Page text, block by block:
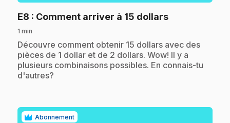
E8 : Comment arriver à 15 dollars.
1 min
.Découvre comment obtenir 15 dollars avec des
pièces de 1 dollar et de 2 dollars. Wow! Il y a
plusieurs combinaisons possibles. En connais-tu
d'autres?
Abonnement